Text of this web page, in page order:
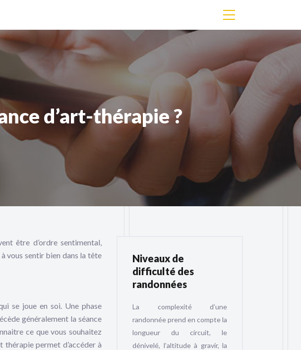
d’art-thérapie ?
être d’ordre sentimental,
vous sentir bien dans la tête
se joue en soi. Une phase
généralement la séance
ce que vous souhaitez
thérapie permet d’accéder à
Niveaux de
difficulté des
randonnées
La complexité d’une
randonnée prend en compte la
longueur du circuit, le
dénivelé, l’altitude à gravir, la